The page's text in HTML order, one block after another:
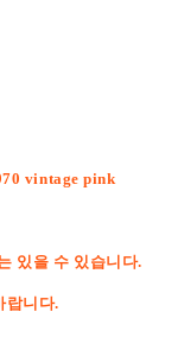
vintage pink
있을 수 있습니다.
랍니다.